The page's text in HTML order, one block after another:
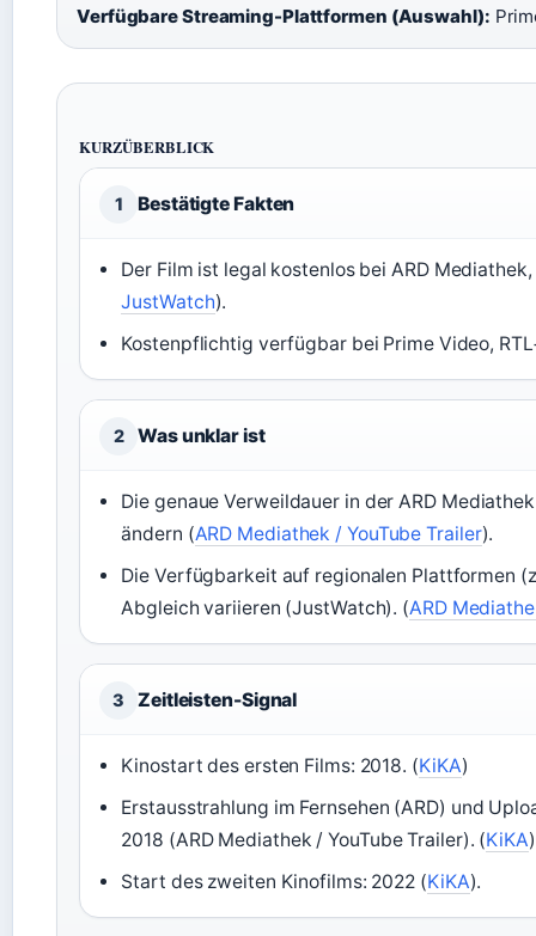
Verfügbare Streaming-Plattformen (Auswahl):
KURZÜBERBLICK
1 Bestätigte Fakten
Der Film ist legal kostenlos bei ARD
JustWatch).
Kostenpflichtig verfügbar bei Prime Video,
2 Was unklar ist
Die genaue Verweildauer in der ARD
ändern (ARD Mediathek / YouTube Trailer).
Die Verfügbarkeit auf regionalen Plattformen
Abgleich variieren (JustWatch). (ARD
3 Zeitleisten-Signal
Kinostart des ersten Films: 2018. (KiKA)
Erstausstrahlung im Fernsehen (ARD) und
2018 (ARD Mediathek / YouTube Trailer). (KiKA)
Start des zweiten Kinofilms: 2022 (KiKA).